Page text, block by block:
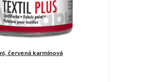
červená karmínová